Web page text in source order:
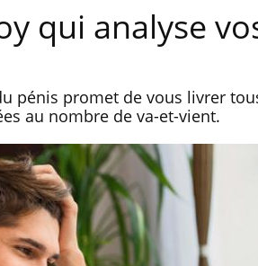
qui analyse
pénis promet de vous livrer
au nombre de va-et-vient.